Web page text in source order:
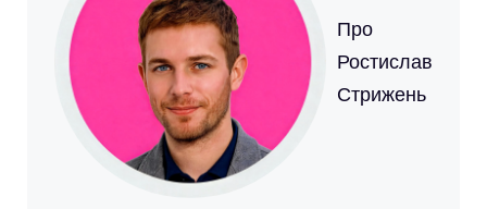
Про
Ростислав
Стрижень